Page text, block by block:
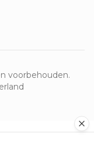
voorbehouden.